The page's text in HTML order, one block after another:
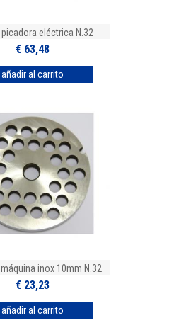
eléctrica N.32
€ 63,48
inox 10mm N.32
€ 23,23